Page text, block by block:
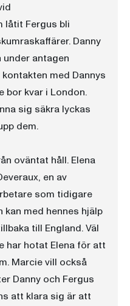
låtit Fergus bli
Danny
under antagen
med Dannys
bor kvar i London.
sig säkra lyckas
dem.
oväntat håll. Elena
en av
som tidigare
med hennes hjälp
till England. Väl
har hotat Elena för att
Marcie vill också
Danny och Fergus
att klara sig är att